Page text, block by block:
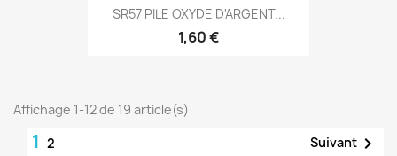
SR57 PILE OXYDE D'ARGENT...
1,60 €
Affichage 1-12 de 19 article(s)
1 2 Suivant 